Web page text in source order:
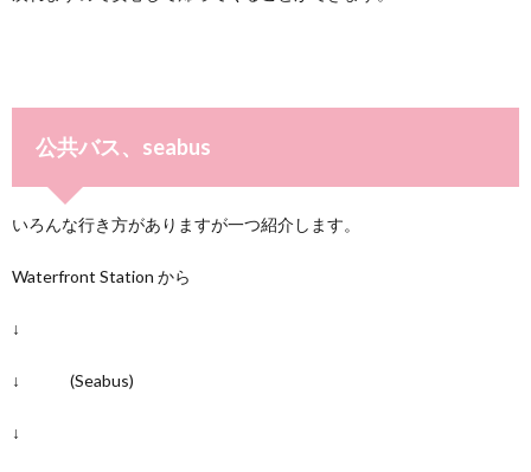
公共バス、seabus
いろんな行き方がありますが一つ紹介します。
Waterfront Station から
↓
↓ (Seabus)
↓